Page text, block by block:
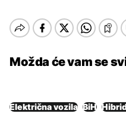
Možda će vam se
Električna vozila BiH